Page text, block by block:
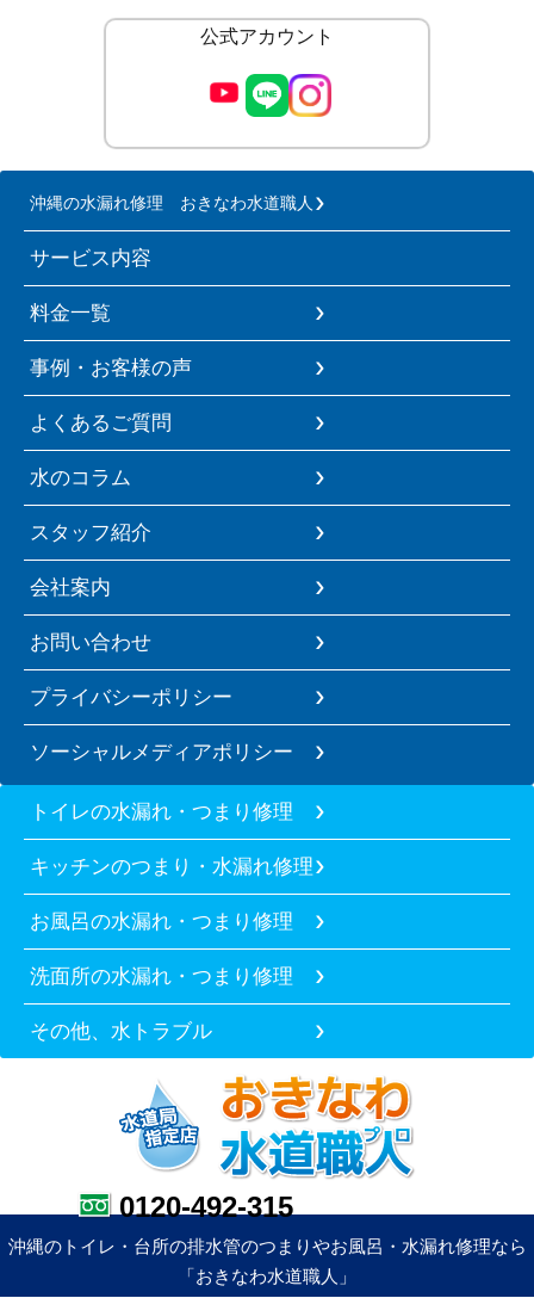
公式アカウント
沖縄の水漏れ修理 おきなわ水道職人
サービス内容
料金一覧
事例・お客様の声
よくあるご質問
水のコラム
スタッフ紹介
会社案内
お問い合わせ
プライバシーポリシー
ソーシャルメディアポリシー
トイレの水漏れ・つまり修理
キッチンのつまり・水漏れ修理
お風呂の水漏れ・つまり修理
洗面所の水漏れ・つまり修理
その他、水トラブル
0120-492-315
沖縄のトイレ・台所の排水管のつまりやお風呂・水漏れ修理なら
「おきなわ水道職人」